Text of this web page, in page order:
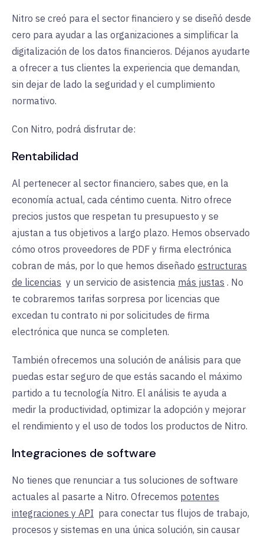
Nitro se creó para el sector financiero y se diseñó desde
cero para ayudar a las organizaciones a simplificar la
digitalización de los datos financieros. Déjanos ayudarte
a ofrecer a tus clientes la experiencia que demandan,
sin dejar de lado la seguridad y el cumplimiento
normativo.
Con Nitro, podrá disfrutar de:
Rentabilidad
Al pertenecer al sector financiero, sabes que, en la
economía actual, cada céntimo cuenta. Nitro ofrece
precios justos que respetan tu presupuesto y se
ajustan a tus objetivos a largo plazo. Hemos observado
cómo otros proveedores de PDF y firma electrónica
cobran de más, por lo que hemos diseñado estructuras
de licencias y un servicio de asistencia más justas . No
te cobraremos tarifas sorpresa por licencias que
excedan tu contrato ni por solicitudes de firma
electrónica que nunca se completen.
También ofrecemos una solución de análisis para que
puedas estar seguro de que estás sacando el máximo
partido a tu tecnología Nitro. El análisis te ayuda a
medir la productividad, optimizar la adopción y mejorar
el rendimiento y el uso de todos los productos de Nitro.
Integraciones de software
No tienes que renunciar a tus soluciones de software
actuales al pasarte a Nitro. Ofrecemos potentes
integraciones y API para conectar tus flujos de trabajo,
procesos y sistemas en una única solución, sin causar